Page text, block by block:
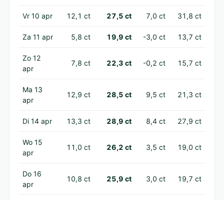
Vr 10 apr 12,1 ct 27,5 ct 7,0 ct 31,8 ct
Za 11 apr 5,8 ct 19,9 ct -3,0 ct 13,7 ct
Zo 12
apr
7,8 ct 22,3 ct -0,2 ct 15,7 ct
Ma 13
apr
12,9 ct 28,5 ct 9,5 ct 21,3 ct
Di 14 apr 13,3 ct 28,9 ct 8,4 ct 27,9 ct
Wo 15
apr
11,0 ct 26,2 ct 3,5 ct 19,0 ct
Do 16
apr
10,8 ct 25,9 ct 3,0 ct 19,7 ct